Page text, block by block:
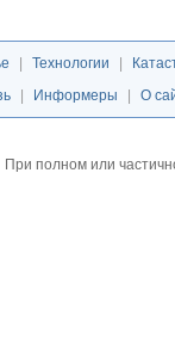
| Технологии |
| Информеры | О
При полном или